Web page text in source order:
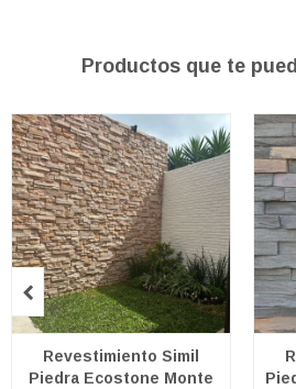
Productos que te
Revestimiento Simil
Piedra Ecostone Monte
